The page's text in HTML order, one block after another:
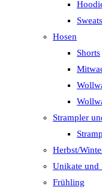
Hosen
Shorts
Strampler
Herbst/
Unikate und
Frühling